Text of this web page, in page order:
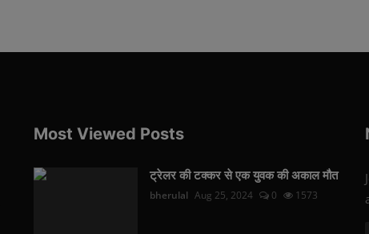
Most Viewed Posts
ट्रेलर की टक्कर से एक युवक की अकाल मौत
bherulal Aug 25, 2024 0 1573